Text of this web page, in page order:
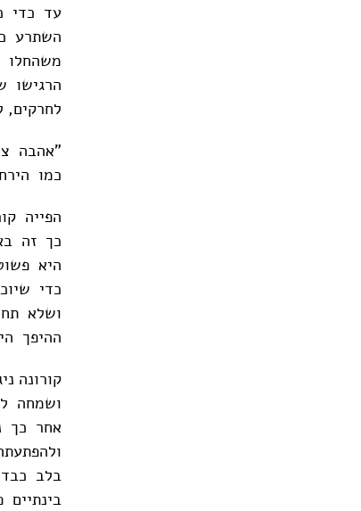
עד כדי
השתרע
משהחלו
הרגישו
לחרקים,
"אהבה
כמו
הפייה
כך זה
היא
כדי
ושלא
ההיפך
קורונה
ושמחה
אחר כך
בלב כבד חייגה 101,